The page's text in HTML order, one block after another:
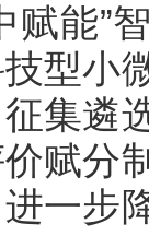
赋能”
型小
集遴
赋分
一步